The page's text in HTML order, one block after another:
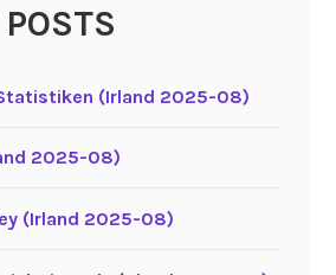
(Irland 2025-08)
2025-08)
(Irland 2025-08)